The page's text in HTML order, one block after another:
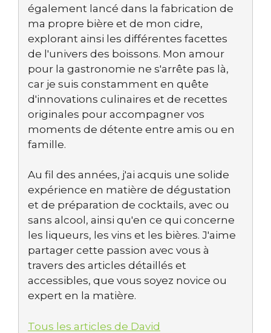
également lancé dans la fabrication de
ma propre bière et de mon cidre,
explorant ainsi les différentes facettes
de l'univers des boissons. Mon amour
pour la gastronomie ne s'arrête pas là,
car je suis constamment en quête
d'innovations culinaires et de recettes
originales pour accompagner vos
moments de détente entre amis ou en
famille.
Au fil des années, j'ai acquis une solide
expérience en matière de dégustation
et de préparation de cocktails, avec ou
sans alcool, ainsi qu'en ce qui concerne
les liqueurs, les vins et les bières. J'aime
partager cette passion avec vous à
travers des articles détaillés et
accessibles, que vous soyez novice ou
expert en la matière.
Tous les articles de David